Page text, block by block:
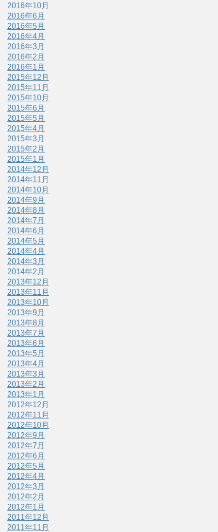
2016年10月
2016年6月
2016年5月
2016年4月
2016年3月
2016年2月
2016年1月
2015年12月
2015年11月
2015年10月
2015年6月
2015年5月
2015年4月
2015年3月
2015年2月
2015年1月
2014年12月
2014年11月
2014年10月
2014年9月
2014年8月
2014年7月
2014年6月
2014年5月
2014年4月
2014年3月
2014年2月
2013年12月
2013年11月
2013年10月
2013年9月
2013年8月
2013年7月
2013年6月
2013年5月
2013年4月
2013年3月
2013年2月
2013年1月
2012年12月
2012年11月
2012年10月
2012年9月
2012年7月
2012年6月
2012年5月
2012年4月
2012年3月
2012年2月
2012年1月
2011年12月
2011年11月